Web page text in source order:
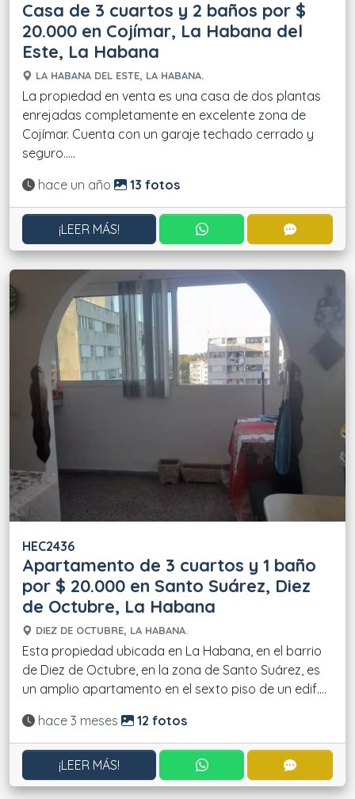
Casa de 3 cuartos y 2 baños por $
20.000 en Cojímar, La Habana del
Este, La Habana
LA HABANA DEL ESTE, LA HABANA.
La propiedad en venta es una casa de dos plantas
enrejadas completamente en excelente zona de
Cojímar. Cuenta con un garaje techado cerrado y
seguro.....
Actualizado:
hace un año 13 fotos
¡LEER MÁS! CONTACTAR POR
HEC2436
Apartamento de 3 cuartos y 1 baño
por $ 20.000 en Santo Suárez, Diez
de Octubre, La Habana
DIEZ DE OCTUBRE, LA HABANA.
Esta propiedad ubicada en La Habana, en el barrio
de Diez de Octubre, en la zona de Santo Suárez, es
un amplio apartamento en el sexto piso de un edif....
Actualizado:
hace 3 meses 12 fotos
¡LEER MÁS! CONTACTAR POR